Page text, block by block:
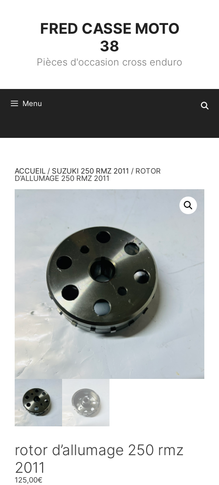
FRED CASSE MOTO
38
Pièces d'occasion cross enduro
Menu
ACCUEIL / SUZUKI 250 RMZ 2011 / ROTOR
D’ALLUMAGE 250 RMZ 2011
rotor d’allumage 250 rmz
2011
125,00€